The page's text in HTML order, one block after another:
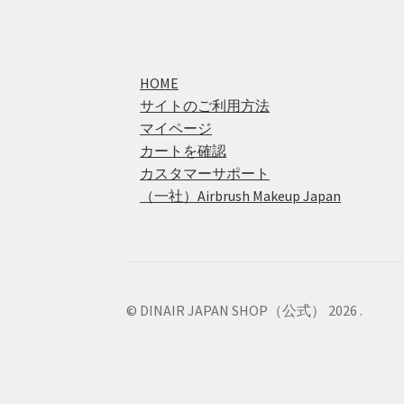
HOME
サイトのご利用方法
マイページ
カートを確認
カスタマーサポート
（一社）Airbrush Makeup Japan
© DINAIR JAPAN SHOP（公式） 2026 .